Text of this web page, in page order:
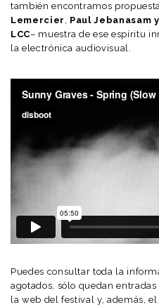
también encontramos
Lemercier , Paul Jebanasam
LCC– muestra de ese espíritu
la electrónica audiovisual.
Puedes consultar toda la
agotados, sólo quedan
la web del festival y, además,